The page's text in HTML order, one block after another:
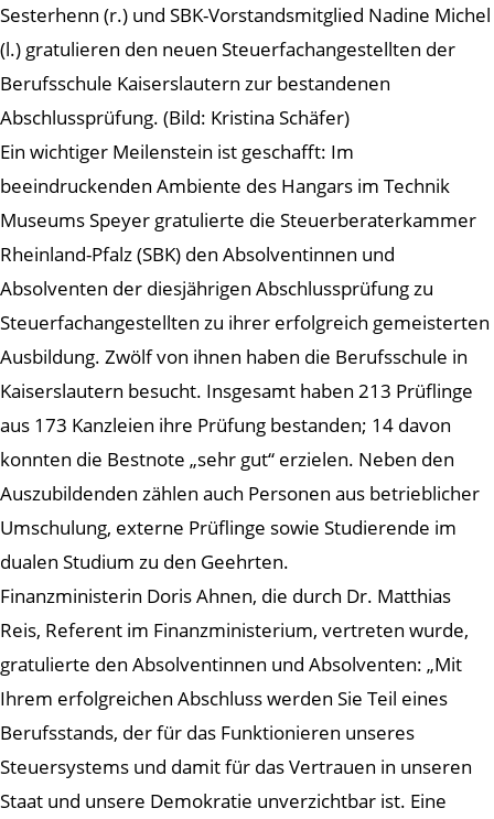
Sesterhenn (r.) und SBK-Vorstandsmitglied Nadine Michel
(l.) gratulieren den neuen Steuerfachangestellten der
Berufsschule Kaiserslautern zur bestandenen
Abschlussprüfung. (Bild: Kristina Schäfer)
Ein wichtiger Meilenstein ist geschafft: Im
beeindruckenden Ambiente des Hangars im Technik
Museums Speyer gratulierte die Steuerberaterkammer
Rheinland-Pfalz (SBK) den Absolventinnen und
Absolventen der diesjährigen Abschlussprüfung zu
Steuerfachangestellten zu ihrer erfolgreich gemeisterten
Ausbildung. Zwölf von ihnen haben die Berufsschule in
Kaiserslautern besucht. Insgesamt haben 213 Prüflinge
aus 173 Kanzleien ihre Prüfung bestanden; 14 davon
konnten die Bestnote „sehr gut“ erzielen. Neben den
Auszubildenden zählen auch Personen aus betrieblicher
Umschulung, externe Prüflinge sowie Studierende im
dualen Studium zu den Geehrten.
Finanzministerin Doris Ahnen, die durch Dr. Matthias
Reis, Referent im Finanzministerium, vertreten wurde,
gratulierte den Absolventinnen und Absolventen: „Mit
Ihrem erfolgreichen Abschluss werden Sie Teil eines
Berufsstands, der für das Funktionieren unseres
Steuersystems und damit für das Vertrauen in unseren
Staat und unsere Demokratie unverzichtbar ist. Eine